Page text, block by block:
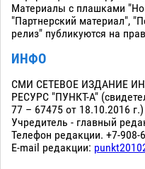
Материалы с плашками
"Партнерский материал",
релиз" публикуются на
ИНФО
СМИ СЕТЕВОЕ ИЗДАНИЕ
РЕСУРС "ПУНКТ-А"
77 – 67475 от 18.10.2016 г.)
Учредитель - главный
Телефон редакции. +7-908-
E-mail редакции: